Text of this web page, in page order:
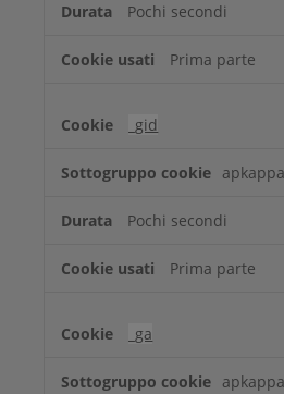
Pochi secondi
Prima parte
_gid
Pochi secondi
Prima parte
_ga